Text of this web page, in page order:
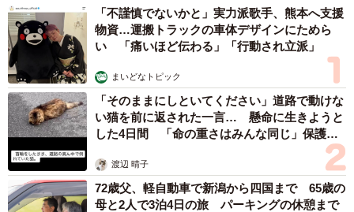
「不謹慎でないかと」実力派歌手、熊本へ支援
物資…運搬トラックの車体デザインにためら
い 「痛いほど伝わる」「行動され立派」
まいどなトピック
「そのままにしといてください」道路で動けな
い猫を前に返された一言… 懸命に生きようと
した4日間 「命の重さはみんな同じ」保護団
渡辺 晴子
72歳父、軽自動車で新潟から四国まで 65歳の
母と2人で3泊4日の旅 パーキングの休憩まで